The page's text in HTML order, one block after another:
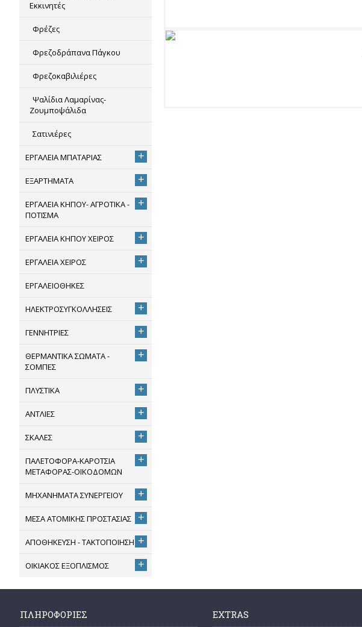
Εκκινητές
Φρέζες
Φρεζοδράπανα Πάγκου
Φρεζοκαβιλιέρες
Ψαλίδια Λαμαρίνας-
Ζουμποψάλιδα
Σατινιέρες
ΕΡΓΑΛΕΙΑ ΜΠΑΤΑΡΙΑΣ +
ΕΞΑΡΤΗΜΑΤΑ +
ΕΡΓΑΛΕΙΑ ΚΗΠΟΥ- ΑΓΡΟΤΙΚΑ -
ΠΟΤΙΣΜΑ
+
ΕΡΓΑΛΕΙΑ ΚΗΠΟΥ ΧΕΙΡΟΣ +
ΕΡΓΑΛΕΙΑ ΧΕΙΡΟΣ +
ΕΡΓΑΛΕΙΟΘΗΚΕΣ
ΗΛΕΚΤΡΟΣΥΓΚΟΛΛΗΣΕΙΣ +
ΓΕΝΝΗΤΡΙΕΣ +
ΘΕΡΜΑΝΤΙΚΑ ΣΩΜΑΤΑ -
ΣΟΜΠΕΣ
+
ΠΛΥΣΤΙΚΑ +
ΑΝΤΛΙΕΣ +
ΣΚΑΛΕΣ +
ΠΑΛΕΤΟΦΟΡΑ-ΚΑΡΟΤΣΙΑ
ΜΕΤΑΦΟΡΑΣ-ΟΙΚΟΔΟΜΩΝ
+
ΜΗΧΑΝΗΜΑΤΑ ΣΥΝΕΡΓΕΙΟΥ +
ΜΕΣΑ ΑΤΟΜΙΚΗΣ ΠΡΟΣΤΑΣΙΑΣ +
ΑΠΟΘΗΚΕΥΣΗ - ΤΑΚΤΟΠΟΙΗΣΗ +
ΟΙΚΙΑΚΟΣ ΕΞΟΠΛΙΣΜΟΣ +
ΠΛΗΡΟΦΟΡΊΕΣ EXTRAS